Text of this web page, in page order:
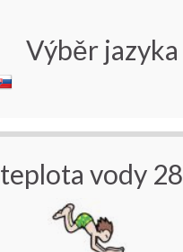
Výběr jazyka
teplota vody 28